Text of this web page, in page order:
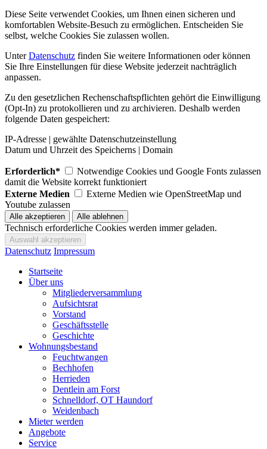
Diese Seite verwendet Cookies, um Ihnen einen sicheren und
komfortablen Website-Besuch zu ermöglichen. Entscheiden Sie
selbst, welche Cookies Sie zulassen wollen.
UnterDatenschutz finden Sie weitere Informationen oder können
Sie Ihre Einstellungen für diese Website jederzeit nachträglich
anpassen.
Zu den gesetzlichen Rechenschaftspflichten gehört die Einwilligung
(Opt-In) zu protokollieren und zu archivieren. Deshalb werden
folgende Daten gespeichert:
IP-Adresse | gewählte Datenschutzeinstellung
Datum und Uhrzeit des Speicherns | Domain
Erforderlich*
Notwendige Cookies und Google Fonts zulassen
damit die Website korrekt funktioniert
Externe Medien
Externe Medien wie OpenStreetMap und
Youtube zulassen
Technisch erforderliche Cookies werden immer geladen.
Datenschutz Impressum
Startseite
Über uns
Mitgliederversammlung
Aufsichtsrat
Vorstand
Geschäftsstelle
Geschichte
Wohnungsbestand
Feuchtwangen
Bechhofen
Herrieden
Dentlein am Forst
Schnelldorf, OT Haundorf
Weidenbach
Mieter werden
Angebote
Service